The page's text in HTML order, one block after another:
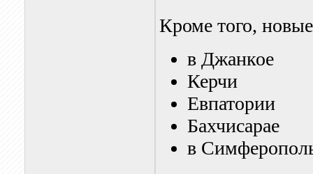
Кроме того,
в Джанкое
Керчи
Евпатории
Бахчисарае
в